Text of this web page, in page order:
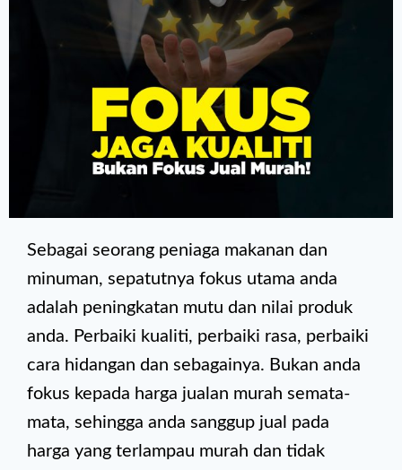
Sebagai seorang peniaga makanan dan
minuman, sepatutnya fokus utama anda
adalah peningkatan mutu dan nilai produk
anda. Perbaiki kualiti, perbaiki rasa, perbaiki
cara hidangan dan sebagainya. Bukan anda
fokus kepada harga jualan murah semata-
mata, sehingga anda sanggup jual pada
harga yang terlampau murah dan tidak